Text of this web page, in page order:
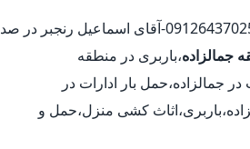
09126437025-آقای اسماعیل رنجبر در صد
جمالزاده،باربری در منطقه
جمالزاده،حمل بار ادارات در
کشی منزل،حمل و